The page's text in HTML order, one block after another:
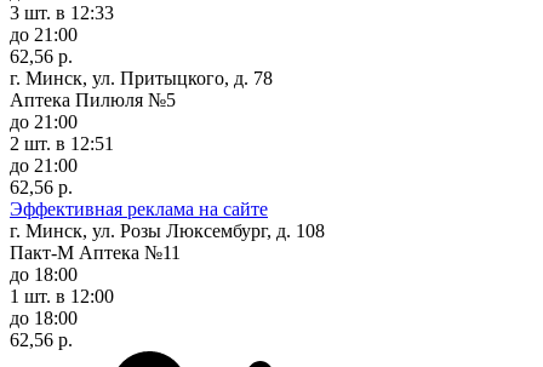
3 шт. в 12:33
до 21:00
62,56 р.
г. Минск, ул. Притыцкого, д. 78
Аптека Пилюля №5
до 21:00
2 шт. в 12:51
до 21:00
62,56 р.
Эффективная реклама на сайте
г. Минск, ул. Розы Люксембург, д. 108
Пакт-М Аптека №11
до 18:00
1 шт. в 12:00
до 18:00
62,56 р.